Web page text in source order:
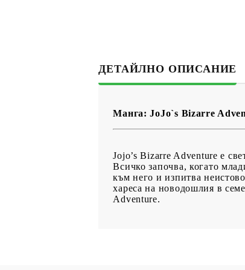
ДЕТАЙЛНО ОПИСАНИЕ
Манга: JoJo`s Bizarre
Jojo’s Bizarre Adventure е
Всичко започва, когато
към него и изпитва
хареса на новодошлия в
Adventure.